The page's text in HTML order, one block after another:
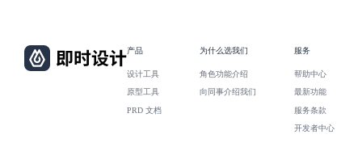
产品
设计工具
原型工具
PRD 文档
为什么选我们
角色功能介绍
向同事介绍我们
服务
帮助中心
最新功能
服务条款
开发者中心